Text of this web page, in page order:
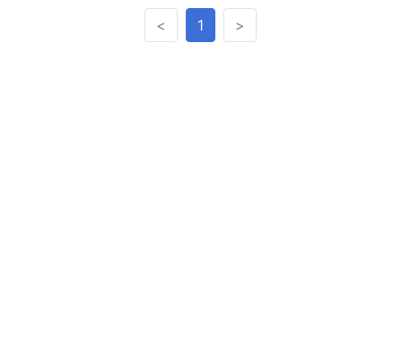
< 1 >